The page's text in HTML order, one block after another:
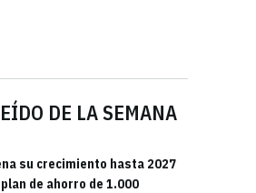
DE LA SEMANA
su crecimiento hasta 2027
de ahorro de 1.000